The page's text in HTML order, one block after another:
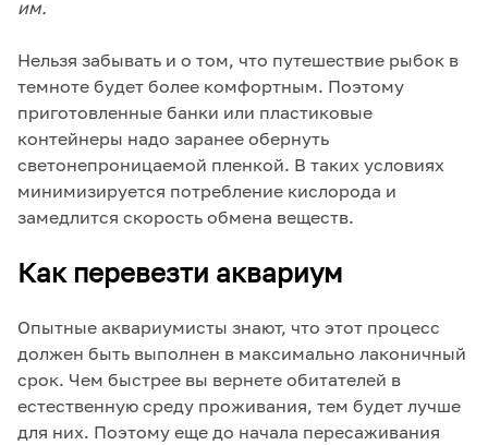
им.
Нельзя забывать и о том, что путешествие рыбок в
темноте будет более комфортным. Поэтому
приготовленные банки или пластиковые
контейнеры надо заранее обернуть
светонепроницаемой пленкой. В таких условиях
минимизируется потребление кислорода и
замедлится скорость обмена веществ.
Как перевезти аквариум
Опытные аквариумисты знают, что этот процесс
должен быть выполнен в максимально лаконичный
срок. Чем быстрее вы вернете обитателей в
естественную среду проживания, тем будет лучше
для них. Поэтому еще до начала пересаживания